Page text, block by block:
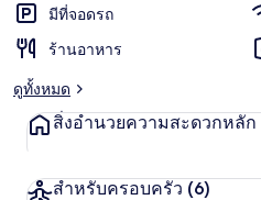
มีที่จอดรถ
ร้านอาหาร
ดูทั้งหมด
สิ่งอำนวยความสะดวกหลัก
สำหรับครอบครัว (6)